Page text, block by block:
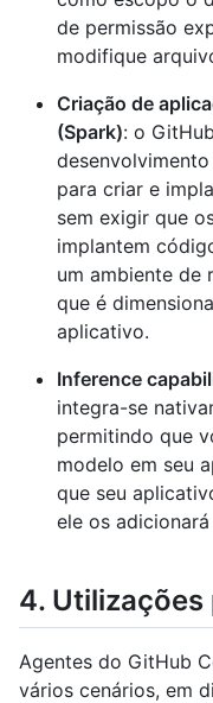
de permissão
modifique
Criação de
(Spark): o
para criar e
sem exigir que
implantem
um ambiente de
que é
aplicativo.
Inference
integra-se
permitindo que
modelo em seu
que seu
ele os
4.
Agentes do GitHub
vários cenários, em